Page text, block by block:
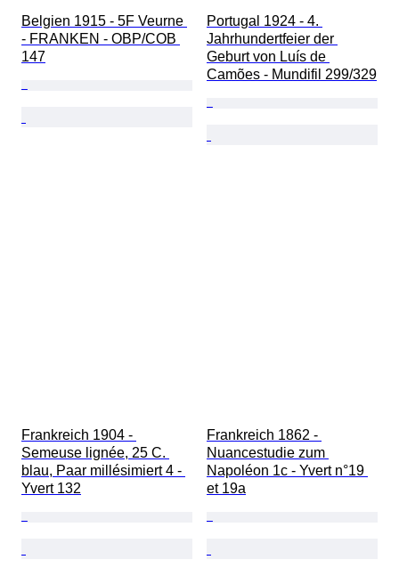
Belgien 1915 - 5F Veurne
- FRANKEN - OBP/COB
147
Portugal 1924 - 4.
Jahrhundertfeier der
Geburt von Luís de
Camões - Mundifil 299/329
Frankreich 1904 -
Semeuse lignée, 25 C.
blau, Paar millésimiert 4 -
Yvert 132
Frankreich 1862 -
Nuancestudie zum
Napoléon 1c - Yvert n°19
et 19a